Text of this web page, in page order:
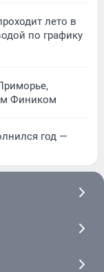
лето в
по графику
Фиником
год —